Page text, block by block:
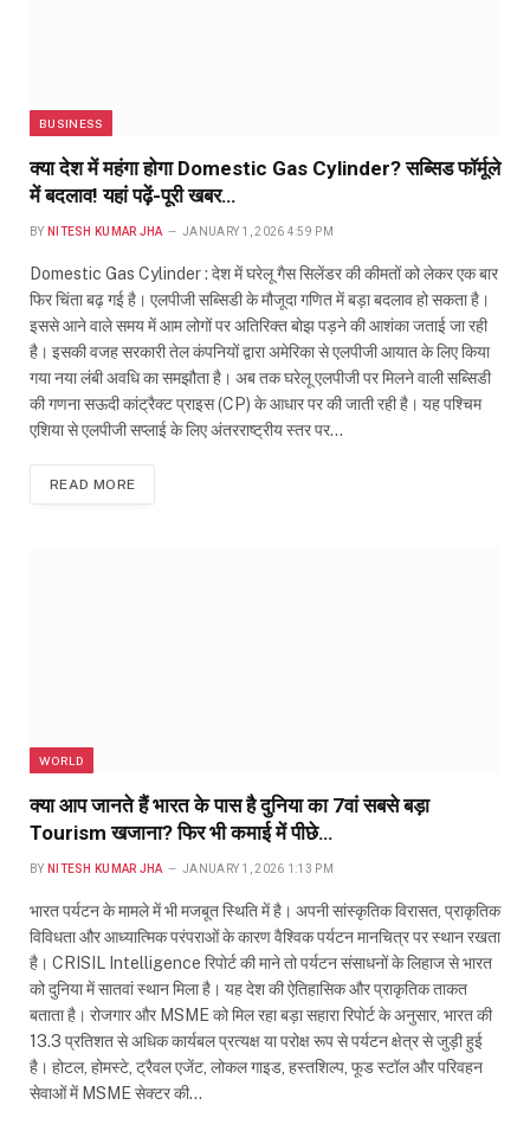
BUSINESS
क्या देश में महंगा होगा Domestic Gas Cylinder? सब्सिड फॉर्मूले
में बदलाव! यहां पढ़ें-पूरी खबर…
BY NITESH KUMAR JHA JANUARY 1, 2026 4:59 PM
Domestic Gas Cylinder : देश में घरेलू गैस सिलेंडर की कीमतों को लेकर एक बार
फिर चिंता बढ़ गई है। एलपीजी सब्सिडी के मौजूदा गणित में बड़ा बदलाव हो सकता है।
इससे आने वाले समय में आम लोगों पर अतिरिक्त बोझ पड़ने की आशंका जताई जा रही
है। इसकी वजह सरकारी तेल कंपनियों द्वारा अमेरिका से एलपीजी आयात के लिए किया
गया नया लंबी अवधि का समझौता है। अब तक घरेलू एलपीजी पर मिलने वाली सब्सिडी
की गणना सऊदी कांट्रैक्ट प्राइस (CP) के आधार पर की जाती रही है। यह पश्चिम
एशिया से एलपीजी सप्लाई के लिए अंतरराष्ट्रीय स्तर पर…
READ MORE
WORLD
क्या आप जानते हैं भारत के पास है दुनिया का 7वां सबसे बड़ा
Tourism खजाना? फिर भी कमाई में पीछे…
BY NITESH KUMAR JHA JANUARY 1, 2026 1:13 PM
भारत पर्यटन के मामले में भी मजबूत स्थिति में है। अपनी सांस्कृतिक विरासत, प्राकृतिक
विविधता और आध्यात्मिक परंपराओं के कारण वैश्विक पर्यटन मानचित्र पर स्थान रखता
है। CRISIL Intelligence रिपोर्ट की माने तो पर्यटन संसाधनों के लिहाज से भारत
को दुनिया में सातवां स्थान मिला है। यह देश की ऐतिहासिक और प्राकृतिक ताकत
बताता है। रोजगार और MSME को मिल रहा बड़ा सहारा रिपोर्ट के अनुसार, भारत की
13.3 प्रतिशत से अधिक कार्यबल प्रत्यक्ष या परोक्ष रूप से पर्यटन क्षेत्र से जुड़ी हुई
है। होटल, होमस्टे, ट्रैवल एजेंट, लोकल गाइड, हस्तशिल्प, फूड स्टॉल और परिवहन
सेवाओं में MSME सेक्टर की…